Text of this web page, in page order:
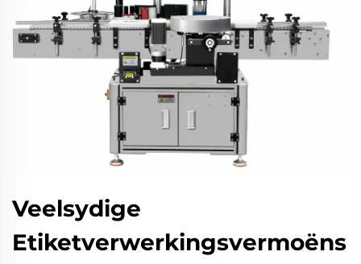
Veelsydige
Etiketverwerkingsvermoëns